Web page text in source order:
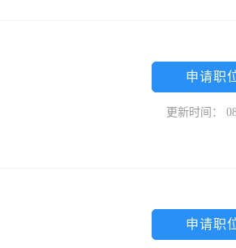
申请职
更新时间：
申请职